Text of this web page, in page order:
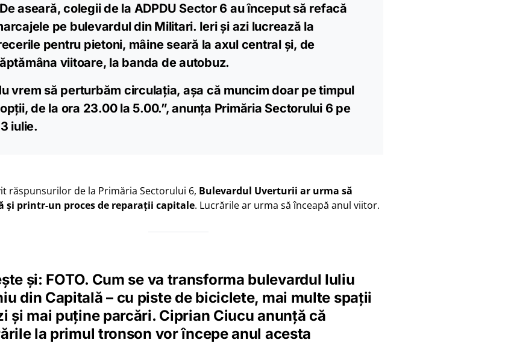
aseară, colegii de la ADPDU Sector 6 au început să refacă
pe bulevardul din Militari. Ieri și azi lucrează la
pentru pietoni, mâine seară la axul central și, de
viitoare, la banda de autobuz.
vrem să perturbăm circulația, așa că muncim doar pe timpul
de la ora 23.00 la 5.00.”, anunța Primăria Sectorului 6 pe
iulie.
răspunsurilor de la Primăria Sectorului 6, Bulevardul Uverturii ar urma să
și printr-un proces de reparații capitale. Lucrările ar urma să înceapă anul viitor.
și: FOTO. Cum se va transforma bulevardul Iuliu
din Capitală – cu piste de biciclete, mai multe spații
și mai puține parcări. Ciprian Ciucu anunță că
la primul tronson vor începe anul acesta